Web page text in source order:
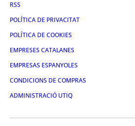
RSS
POLÍTICA DE PRIVACITAT
POLÍTICA DE COOKIES
EMPRESES CATALANES
EMPRESAS ESPANYOLES
CONDICIONS DE COMPRAS
ADMINISTRACIÓ UTIQ